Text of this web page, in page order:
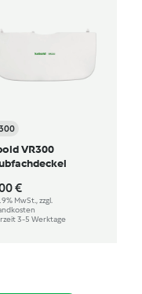
VR300
€
MwSt., zzgl.
3-5 Werktage